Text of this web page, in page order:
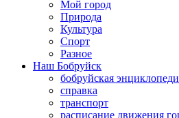
Мой город
Природа
Культура
Спорт
Разное
Наш Бобруйск
бобруйская
справка
транспорт
расписание движения